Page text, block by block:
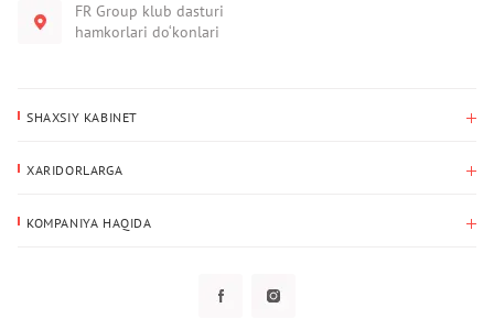
FR Group klub dasturi
hamkorlari do‘konlari
SHAXSIY KABINET
Yetkazib berish manzili
XARIDORLARGA
KOMPANIYA HAQIDA